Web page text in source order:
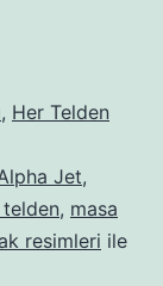
, Her Telden
Jet,
, masa
resimleri ile